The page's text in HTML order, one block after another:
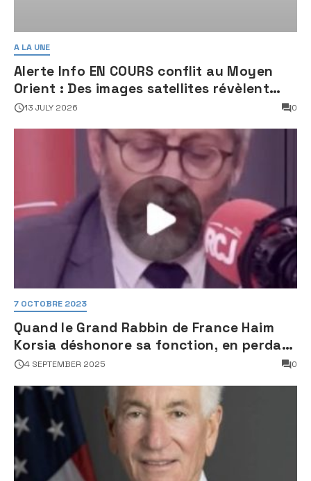
A LA UNE
Alerte Info EN COURS conflit au Moyen
Orient : Des images satellites révèlent
une activité jugée « inquiétante » sur
13 JULY 2026 0
7 OCTOBRE 2023
Quand le Grand Rabbin de France Haim
Korsia déshonore sa fonction, en perdant
son sang froid
4 SEPTEMBER 2025 0